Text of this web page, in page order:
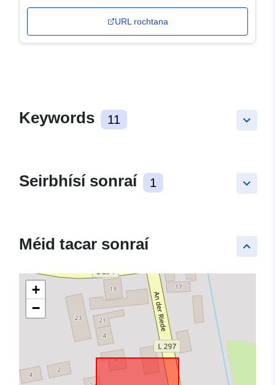
URL rochtana
keyboard_arrow_down
Keywords 11
keyboard_arrow_down
Seirbhísí sonraí 1
keyboard_arrow_up
Méid tacar sonraí
+
−